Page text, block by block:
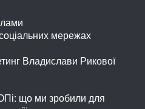
мережах
Владислави Рикової
що ми зробили для